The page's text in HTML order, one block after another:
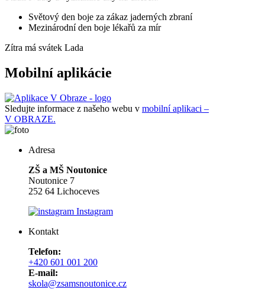
Světový den boje za zákaz jaderných zbraní
Mezinárodní den boje lékařů za mír
Zítra má svátek Lada
Mobilní aplikácie
Sledujte informace z našeho webu v mobilní aplikaci –
V OBRAZE.
Adresa
ZŠ a MŠ Noutonice
Noutonice 7
252 64 Lichoceves
Instagram
Kontakt
Telefon:
+420 601 001 200
E-mail:
skola@zsamsnoutonice.cz